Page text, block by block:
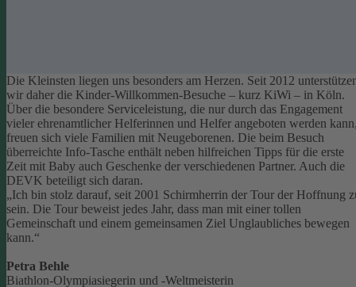
Die Kleinsten liegen uns besonders am Herzen. Seit 2012
wir daher die Kinder-Willkommen-Besuche – kurz KiWi – in Köln.
Über die besondere Serviceleistung, die nur durch das Engagement
vieler ehrenamtlicher Helferinnen und Helfer angeboten werden
freuen sich viele Familien mit Neugeborenen. Die beim Besuch
überreichte Info-Tasche enthält neben hilfreichen Tipps für die erste
Zeit mit Baby auch Geschenke der verschiedenen Partner. Auch die
DEVK beteiligt sich daran.
„Ich bin stolz darauf, seit 2001 Schirmherrin der Tour der Hoffnung
sein. Die Tour beweist jedes Jahr, dass man mit einer tollen
Gemeinschaft und einem gemeinsamen Ziel Unglaubliches bewegen
kann.“
Petra Behle
Biathlon-Olympiasiegerin und -Weltmeisterin